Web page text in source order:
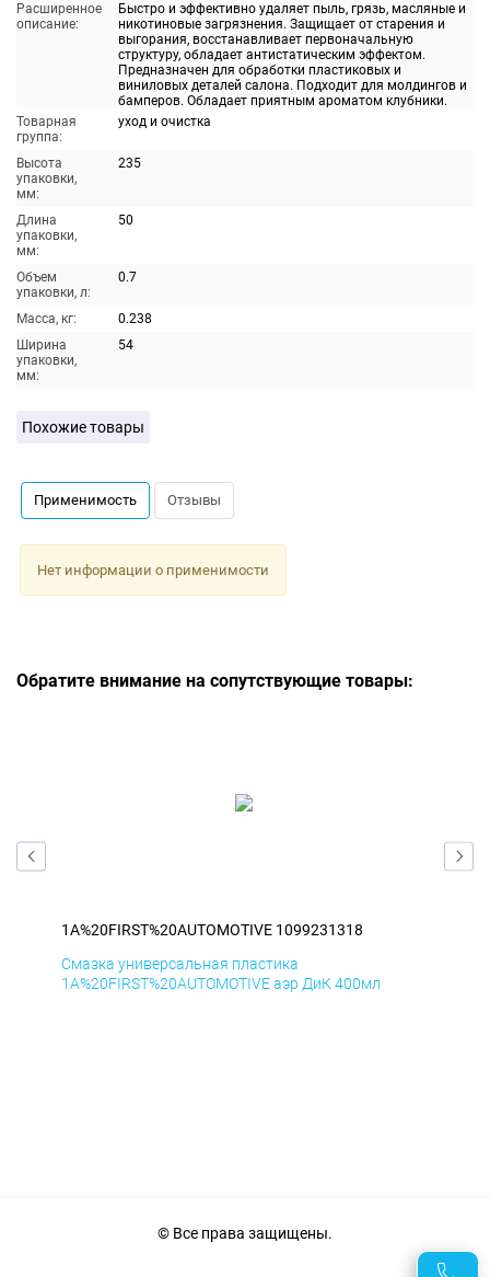
Расширенное
описание:
Быстро и эффективно удаляет пыль, грязь, масляные и
никотиновые загрязнения. Защищает от старения и
выгорания, восстанавливает первоначальную
структуру, обладает антистатическим эффектом.
Предназначен для обработки пластиковых и
виниловых деталей салона. Подходит для молдингов и
бамперов. Обладает приятным ароматом клубники.
Товарная
группа:
уход и очистка
Высота
упаковки,
мм:
235
Длина
упаковки,
мм:
50
Объем
упаковки, л:
0.7
Масса, кг:
0.238
Ширина
упаковки,
мм:
54
Похожие товары
Применимость Отзывы
Нет информации о применимости
Обратите внимание на сопутствующие товары:
1A%20FIRST%20AUTOMOTIVE 1099231318
Смазка универсальная пластика
1A%20FIRST%20AUTOMOTIVE аэр ДиК 400мл
© Все права защищены.